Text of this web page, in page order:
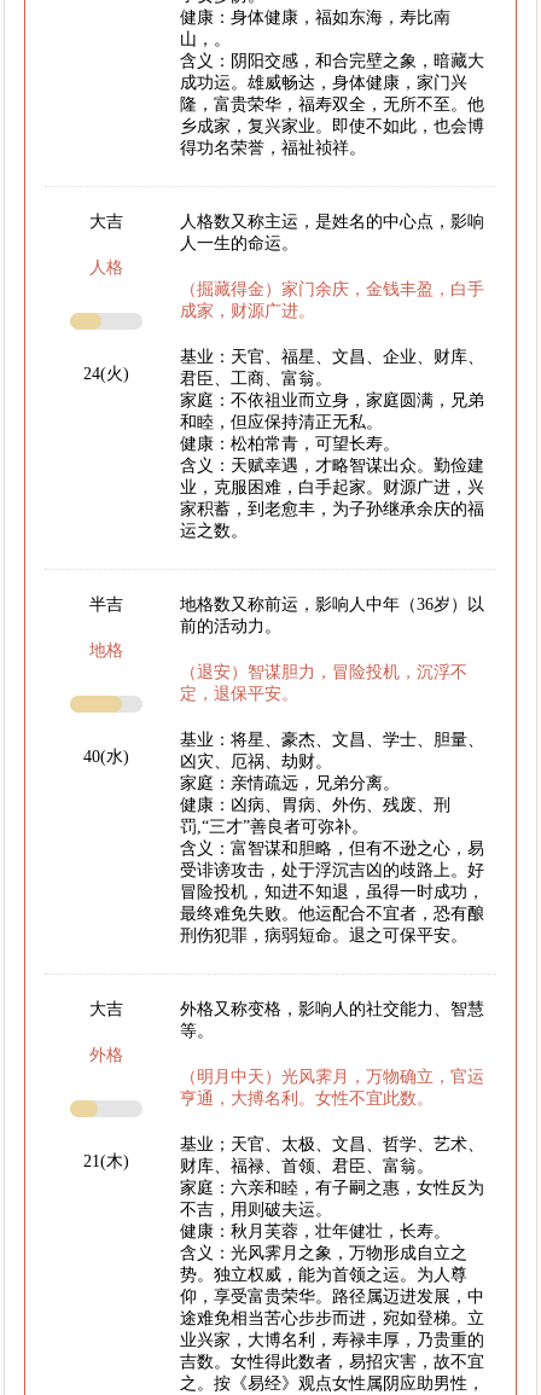
健康：身体健康，福如东海，寿比南
山，。
含义：阴阳交感，和合完壁之象，暗藏大
成功运。雄威畅达，身体健康，家门兴
隆，富贵荣华，福寿双全，无所不至。他
乡成家，复兴家业。即使不如此，也会博
得功名荣誉，福祉祯祥。
大吉
人格
24(火)
人格数又称主运，是姓名的中心点，影响
人一生的命运。
（掘藏得金）家门余庆，金钱丰盈，白手
成家，财源广进。
基业：天官、福星、文昌、企业、财库、
君臣、工商、富翁。
家庭：不依祖业而立身，家庭圆满，兄弟
和睦，但应保持清正无私。
健康：松柏常青，可望长寿。
含义：天赋幸遇，才略智谋出众。勤俭建
业，克服困难，白手起家。财源广进，兴
家积蓄，到老愈丰，为子孙继承余庆的福
运之数。
半吉
地格
40(水)
地格数又称前运，影响人中年（36岁）以
前的活动力。
（退安）智谋胆力，冒险投机，沉浮不
定，退保平安。
基业：将星、豪杰、文昌、学士、胆量、
凶灾、厄祸、劫财。
家庭：亲情疏远，兄弟分离。
健康：凶病、胃病、外伤、残废、刑
罚,“三才”善良者可弥补。
含义：富智谋和胆略，但有不逊之心，易
受诽谤攻击，处于浮沉吉凶的歧路上。好
冒险投机，知进不知退，虽得一时成功，
最终难免失败。他运配合不宜者，恐有酿
刑伤犯罪，病弱短命。退之可保平安。
大吉
外格
21(木)
外格又称变格，影响人的社交能力、智慧
等。
（明月中天）光风霁月，万物确立，官运
亨通，大搏名利。女性不宜此数。
基业；天官、太极、文昌、哲学、艺术、
财库、福禄、首领、君臣、富翁。
家庭：六亲和睦，有子嗣之惠，女性反为
不吉，用则破夫运。
健康：秋月芙蓉，壮年健壮，长寿。
含义：光风霁月之象，万物形成自立之
势。独立权威，能为首领之运。为人尊
仰，享受富贵荣华。路径属迈进发展，中
途难免相当苦心步步而进，宛如登梯。立
业兴家，大博名利，寿禄丰厚，乃贵重的
吉数。女性得此数者，易招灾害，故不宜
之。按《易经》观点女性属阴应助男性，